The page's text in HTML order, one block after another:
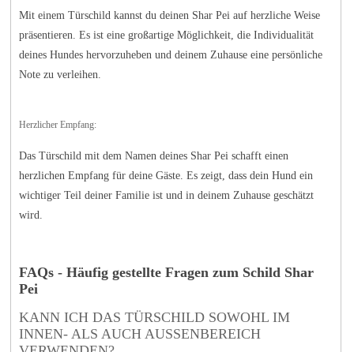
Mit einem Türschild kannst du deinen Shar Pei auf herzliche Weise
präsentieren. Es ist eine großartige Möglichkeit, die Individualität
deines Hundes hervorzuheben und deinem Zuhause eine persönliche
Note zu verleihen.
Herzlicher Empfang:
Das Türschild mit dem Namen deines Shar Pei schafft einen
herzlichen Empfang für deine Gäste. Es zeigt, dass dein Hund ein
wichtiger Teil deiner Familie ist und in deinem Zuhause geschätzt
wird.
FAQs - Häufig gestellte Fragen zum Schild Shar
Pei
KANN ICH DAS TÜRSCHILD SOWOHL IM
INNEN- ALS AUCH AUSSENBEREICH V